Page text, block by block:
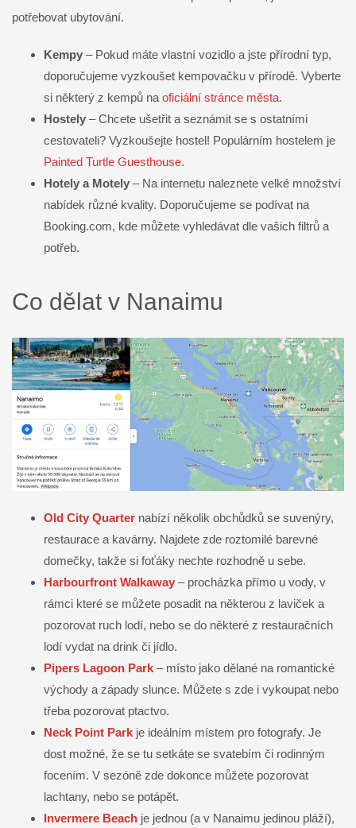
potřebovat ubytování.
Kempy – Pokud máte vlastní vozidlo a jste přírodní typ,
doporučujeme vyzkoušet kempovačku v přírodě. Vyberte
si některý z kempů na oficiální stránce města.
Hostely – Chcete ušetřit a seznámit se s ostatními
cestovateli? Vyzkoušejte hostel! Populárním hostelem je
Painted Turtle Guesthouse.
Hotely a Motely – Na internetu naleznete velké množství
nabídek různé kvality. Doporučujeme se podívat na
Booking.com, kde můžete vyhledávat dle vašich filtrů a
potřeb.
Co dělat v Nanaimu
Old City Quarter nabízí několik obchůdků se suvenýry,
restaurace a kavárny. Najdete zde roztomilé barevné
domečky, takže si foťáky nechte rozhodně u sebe.
Harbourfront Walkaway – procházka přímo u vody, v
rámci které se můžete posadit na některou z laviček a
pozorovat ruch lodí, nebo se do některé z restauračních
lodí vydat na drink či jídlo.
Pipers Lagoon Park – místo jako dělané na romantické
východy a západy slunce. Můžete s zde i vykoupat nebo
třeba pozorovat ptactvo.
Neck Point Park je ideálním místem pro fotografy. Je
dost možné, že se tu setkáte se svatebím či rodinným
focením. V sezóně zde dokonce můžete pozorovat
lachtany, nebo se potápět.
Invermere Beach je jednou (a v Nanaimu jedinou pláží),